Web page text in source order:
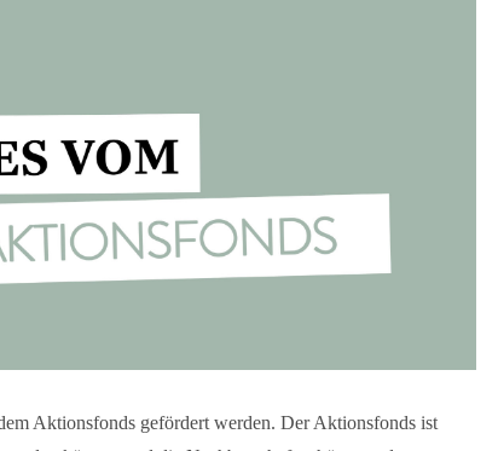
Aktionsfonds gefördert werden. Der Aktionsfonds ist